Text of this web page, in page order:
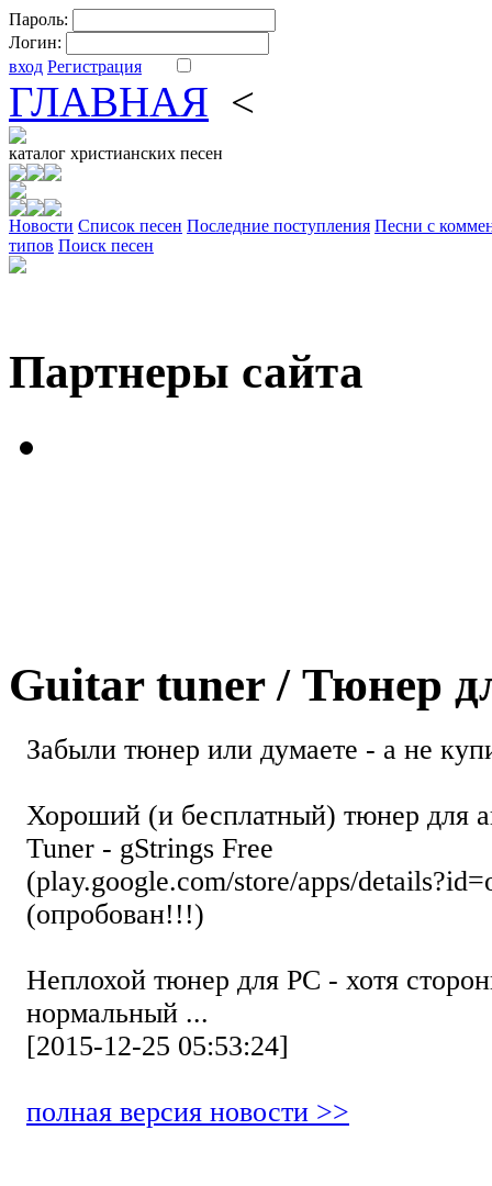
Пароль:
Логин:
вход Регистрация
ГЛАВНАЯ <
каталог христианских песен
Новости Cписок песен Последние поступления Песни с
типов Поиск песен
Партнеры сайта
Guitar tuner / Тюнер
Забыли тюнер или думаете - а не
Хороший (и бесплатный) тюнер для
Tuner - gStrings Free
(play.google.com/store/apps/
(опробован!!!)
Неплохой тюнер для РС - хотя
нормальный ...
[2015-12-25 05:53:24]
полная версия новости >>